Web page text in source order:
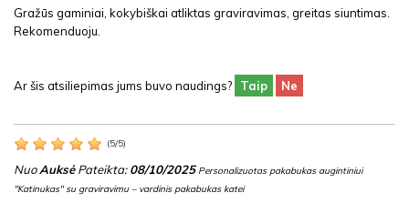
Gražūs gaminiai, kokybiškai atliktas graviravimas, greitas siuntimas.
Rekomenduoju.
Ar šis atsiliepimas jums buvo naudings? Taip Ne
(5/5)
NuoAuksėPateikta:08/10/2025 Personalizuotas pakabukas augintiniui
"Katinukas" su graviravimu – vardinis pakabukas katei